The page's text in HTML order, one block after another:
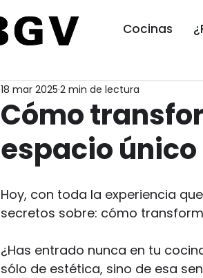
Cocinas
Cómo
espacio
18 mar 2025 2 min de lectura
Hoy, con toda la experiencia
secretos sobre: ​​cómo
¿Has entrado nunca en tu
sólo de estética, sino de esa